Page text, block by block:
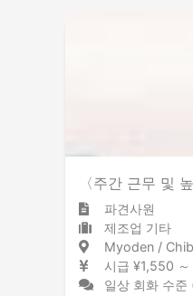
〈주간 근무 및
파견사원
제조업 기타
Myoden / Chiba
시급 ¥1,550 ～
일상 회화 수준